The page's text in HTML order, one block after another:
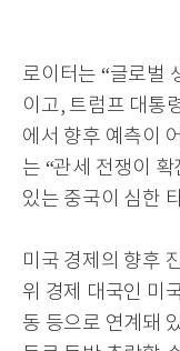
로이터는 “글로벌
이고, 트럼프 대통
에서 향후 예측이
는 “관세 전쟁이
있는 중국이 심한
미국 경제의 향후
위 경제 대국인 미
동 등으로 연계돼